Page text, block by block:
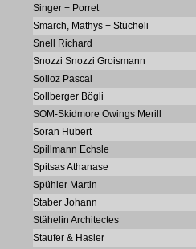
Singer + Porret
Smarch, Mathys + Stücheli
Snell Richard
Snozzi Snozzi Groismann
Solioz Pascal
Sollberger Bögli
SOM-Skidmore Owings Merill
Soran Hubert
Spillmann Echsle
Spitsas Athanase
Spühler Martin
Staber Johann
Stähelin Architectes
Staufer & Hasler